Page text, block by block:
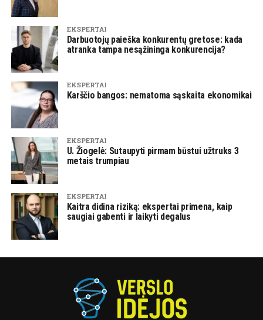
EKSPERTAI
Darbuotojų paieška konkurentų gretose: kada
atranka tampa nesąžininga konkurencija?
EKSPERTAI
Karščio bangos: nematoma sąskaita ekonomikai
EKSPERTAI
U. Žiogelė: Sutaupyti pirmam būstui užtruks 3
metais trumpiau
EKSPERTAI
Kaitra didina riziką: ekspertai primena, kaip
saugiai gabenti ir laikyti degalus